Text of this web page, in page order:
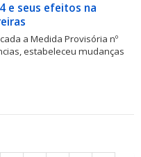
e seus efeitos na
a Medida Provisória nº
estabeleceu mudanças